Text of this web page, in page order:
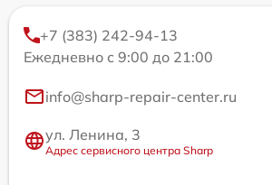
+7 (383) 242-94-13
Ежедневно с 9:00 до 21:00
info@sharp-repair-center.ru
ул. Ленина, 3
Адрес сервисного центра Sharp